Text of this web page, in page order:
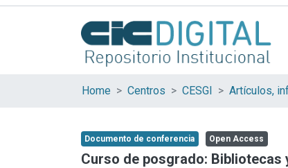
Home Centros CESGI
Documento de conferencia Open Access
Curso de posgrado: